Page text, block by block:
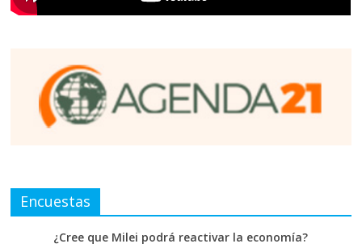
Encuestas
¿Cree que Milei podrá reactivar la economía?